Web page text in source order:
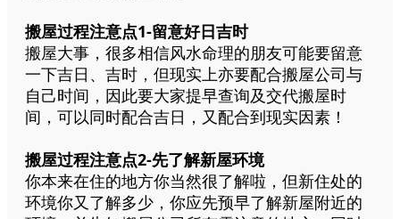
搬屋过程注意点1-留意好日吉时
搬屋大事，很多相信风水命理的朋友可能要留意
一下吉日、吉时，但现实上亦要配合搬屋公司与
自己时间，因此要大家提早查询及交代搬屋时
间，可以同时配合吉日，又配合到现实因素！
搬屋过程注意点2-先了解新屋环境
你本来在住的地方你当然很了解啦，但新住处的
环境你又了解多少，你应先预早了解新屋附近的